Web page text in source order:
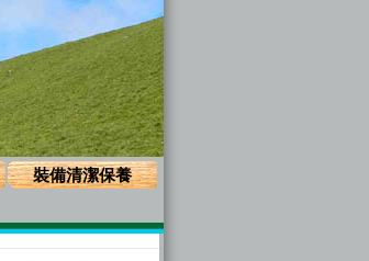
裝備清潔保養